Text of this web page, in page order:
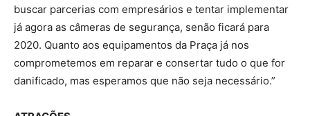
buscar parcerias com empresários e tentar implementar
já agora as câmeras de segurança, senão ficará para
2020. Quanto aos equipamentos da Praça já nos
comprometemos em reparar e consertar tudo o que for
danificado, mas esperamos que não seja necessário.”